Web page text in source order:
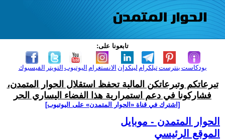
تابعونا على:
الفيسبوك التويتر اليوتيوب الانستغرام لينكدإن تيلكرامبنترست بودكاست
تبرعاتكم وتبرعاتكن المالية تحفظ استقلال الحوار المتمدن،
فشاركونا في دعم استمرارية هذا الفضاء اليساري الحر
[اشترك في قناة ‫«الحوار المتمدن» على اليوتيوب]
الحوار المتمدن - موبايل
الموقع الرئيسي